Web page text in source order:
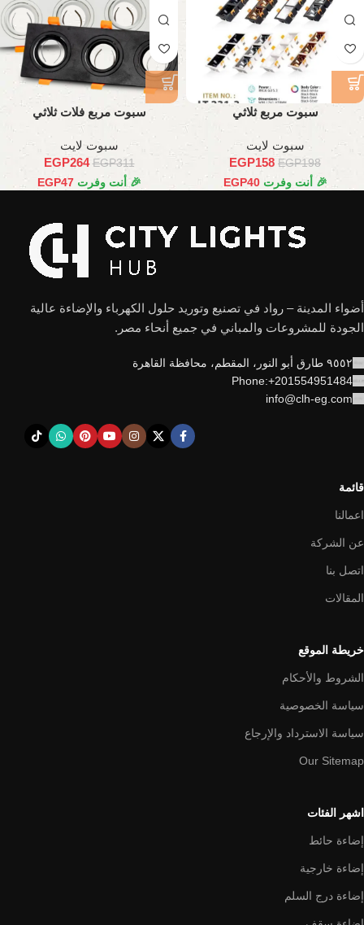
سبوت مربع ثلاثي
سبوت لايت
EGP198
EGP158
🎉 أنت وفرت EGP40
سبوت مربع فلات ثلاثي
سبوت لايت
EGP311
EGP264
🎉 أنت وفرت EGP47
أضواء المدينة – رواد في تصنيع وتوريد حلول الكهرباء والإضاءة عالية
الجودة للمشروعات والمباني في جميع أنحاء مصر.
٩٥٥٢ طارق أبو النور، المقطم، محافظة القاهرة
Phone:+201554951484
info@clh-eg.com
قائمة
اعمالنا
عن الشركة
اتصل بنا
المقالات
خريطة الموقع
الشروط والأحكام
سياسة الخصوصية
سياسة الاسترداد والإرجاع
Our Sitemap
اشهر الفئات
إضاءة حائط
إضاءة خارجية
إضاءة درج السلم